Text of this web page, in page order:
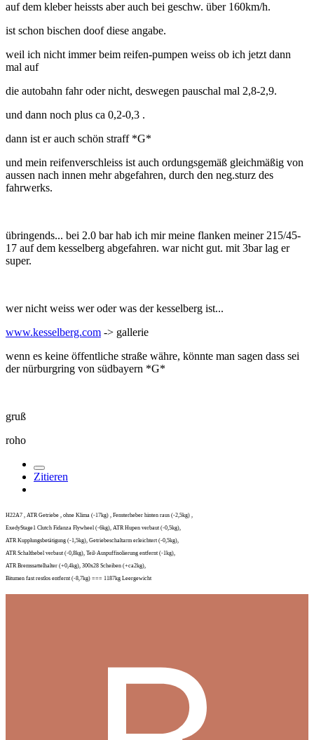
auf dem kleber heissts aber auch bei geschw. über 160km/h.
ist schon bischen doof diese angabe.
weil ich nicht immer beim reifen-pumpen weiss ob ich jetzt dann
mal auf
die autobahn fahr oder nicht, deswegen pauschal mal 2,8-2,9.
und dann noch plus ca 0,2-0,3 .
dann ist er auch schön straff *G*
und mein reifenverschleiss ist auch ordungsgemäß gleichmäßig von
aussen nach innen mehr abgefahren, durch den neg.sturz des
fahrwerks.
übringends... bei 2.0 bar hab ich mir meine flanken meiner 215/45-
17 auf dem kesselberg abgefahren. war nicht gut. mit 3bar lag er
super.
wer nicht weiss wer oder was der kesselberg ist...
www.kesselberg.com -> gallerie
wenn es keine öffentliche straße währe, könnte man sagen dass sei
der nürburgring von südbayern *G*
gruß
roho
Zitieren
H22A7 , ATR Getriebe , ohne Klima (-17kg) , Fensterheber hinten raus (-2,5kg) ,
ExedyStage1 Clutch Fidanza Flywheel (-6kg), ATR Hupen verbaut (-0,5kg),
ATR Kupplungsbetätigung (-1,5kg), Getriebeschaltarm erleichtert (-0,5kg),
ATR Schalthebel verbaut (-0,8kg), Teil-Auspuffisolierung entfernt (-1kg),
ATR Bremssattelhalter (+0,4kg), 300x28 Scheiben (+ca2kg),
Bitumen fast restlos entfernt (-8,7kg) === 1187kg Leergewicht